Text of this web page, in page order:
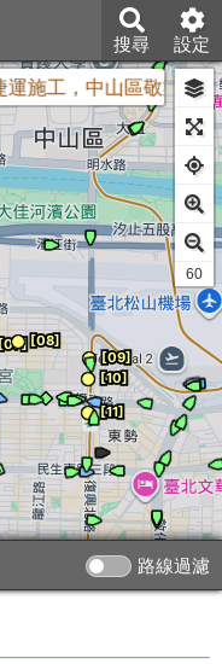
搜尋 設定
路線過濾
施工，中山區敬業三
61